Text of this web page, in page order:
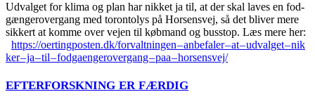
Udval­get for kli­ma og plan har nik­ket ja til, at der skal laves en fod­
gæn­ger­over­gang med tor­on­to­lys på Hor­sens­vej, så det bli­ver mere
sik­kert at kom­me over vej­en til køb­mand og bus­stop. Læs mere her:
https://​oer​ting​po​sten​.dk/​f​o​r​v​a​l​t​n​i​n​g​e​n​ – ​a​n​b​e​f​a​l​e​r​ – ​a​t​ – ​u​d​v​a​l​g​e​t​ – ​n​i​k​
k​e​r​ – ​j​a​ – ​t​i​l​ – ​f​o​d​g​a​e​n​g​e​r​o​v​e​r​g​a​n​g​ – ​p​a​a​ – horsensvej/
EFTERFORSKNING ER FÆRDIG